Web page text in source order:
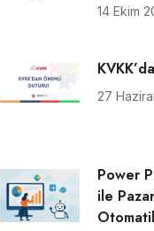
14 Ekim
27
Power
ile